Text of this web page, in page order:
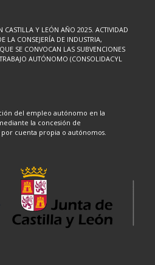
CASTILLA Y LEÓN AÑO 2025. ACTIVIDAD
LA CONSEJERÍA DE INDUSTRIA,
SE CONVOCAN LAS SUBVENCIONES
AUTÓNOMO (CONSOLIDACYL
del empleo autónomo en la
la concesión de
por cuenta propia o autónomos.